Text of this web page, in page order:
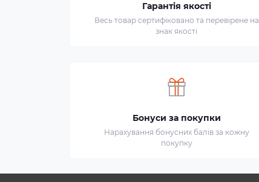
Гарантія якості
Весь товар сертифіковано та перевірене на
знак якості
Бонуси за покупки
Нарахування бонусних балів за кожну
покупку